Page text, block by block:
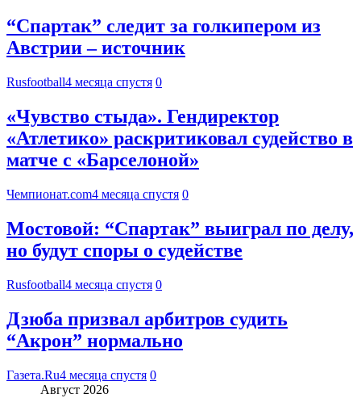
“Спартак” следит за голкипером из
Австрии – источник
Rusfootball4 месяца спустя 0
«Чувство стыда». Гендиректор
«Атлетико» раскритиковал судейство в
матче с «Барселоной»
Чемпионат.com4 месяца спустя 0
Мостовой: “Спартак” выиграл по делу,
но будут споры о судействе
Rusfootball4 месяца спустя 0
Дзюба призвал арбитров судить
“Акрон” нормально
Газета.Ru4 месяца спустя 0
Август 2026